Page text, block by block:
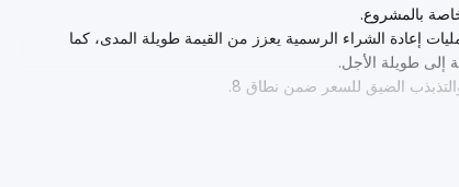
.
إعادة الشراء الرسمية يعزز من القيمة طويلة المدى، كما
.
الضيق للسعر ضمن نطاق 8
.